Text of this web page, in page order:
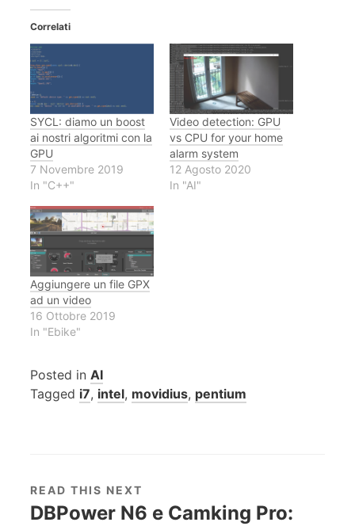
Correlati
SYCL: diamo un boost
ai nostri algoritmi con la
GPU
7 Novembre 2019
In "C++"
Video detection: GPU
vs CPU for your home
alarm system
12 Agosto 2020
In "AI"
Aggiungere un file GPX
ad un video
16 Ottobre 2019
In "Ebike"
Posted in AI
Tagged i7, intel, movidius, pentium
READ THIS NEXT
DBPower N6 e Camking Pro: